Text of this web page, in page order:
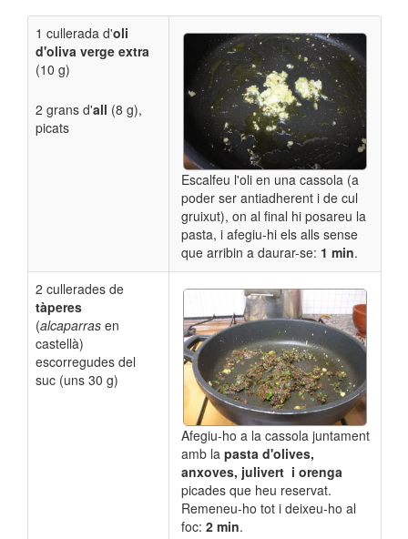
1 cullerada d'oli
d'oliva verge extra
(10 g)
2 grans d'all (8 g),
picats
Escalfeu l'oli en una cassola (a
poder ser antiadherent i de cul
gruixut), on al final hi posareu la
pasta, i afegiu-hi els alls sense
que arribin a daurar-se: 1 min.
2 cullerades de
tàperes
(alcaparras en
castellà)
escorregudes del
suc (uns 30 g)
Afegiu-ho a la cassola juntament
amb la pasta d'olives,
anxoves, julivert i orenga
picades que heu reservat.
Remeneu-ho tot i deixeu-ho al
foc: 2 min.